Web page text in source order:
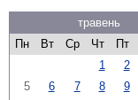
травень
Пн
Вт Ср Чт Пт
1
2
5
6 7 8 9